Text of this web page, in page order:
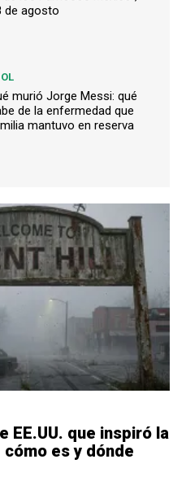
de agosto
murió Jorge Messi: qué
de la enfermedad que
mantuvo en reserva
EE.UU. que inspiró la
es y dónde